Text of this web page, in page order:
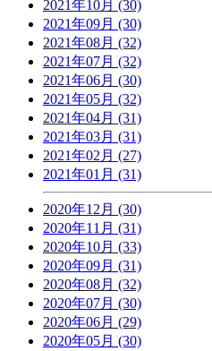
2021年10月 (30)
2021年09月 (30)
2021年08月 (32)
2021年07月 (32)
2021年06月 (30)
2021年05月 (32)
2021年04月 (31)
2021年03月 (31)
2021年02月 (27)
2021年01月 (31)
2020年12月 (30)
2020年11月 (31)
2020年10月 (33)
2020年09月 (31)
2020年08月 (32)
2020年07月 (30)
2020年06月 (29)
2020年05月 (30)